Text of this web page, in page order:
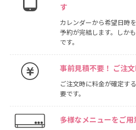
す
カレンダーから希望日時
予約が完結します。しか
です。
事前見積不要！ ご注
ご注文時に料金が確定す
要です。
多様なメニューをご